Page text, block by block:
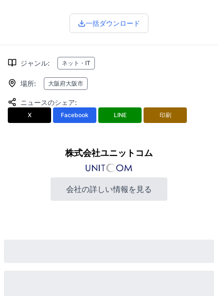
一括ダウンロード
ジャンル: ネット・IT
場所: 大阪府大阪市
ニュースのシェア:
X Facebook LINE 印刷
株式会社ユニットコム
会社の詳しい情報を見る